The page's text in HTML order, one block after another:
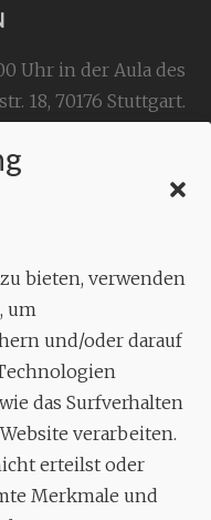
bieten, verwenden
um
und/oder darauf
das Surfverhalten
verarbeiten.
erteilst oder
Merkmale und
Uhr in der Aula des
18, 70176 Stuttgart.
18
23 57 1